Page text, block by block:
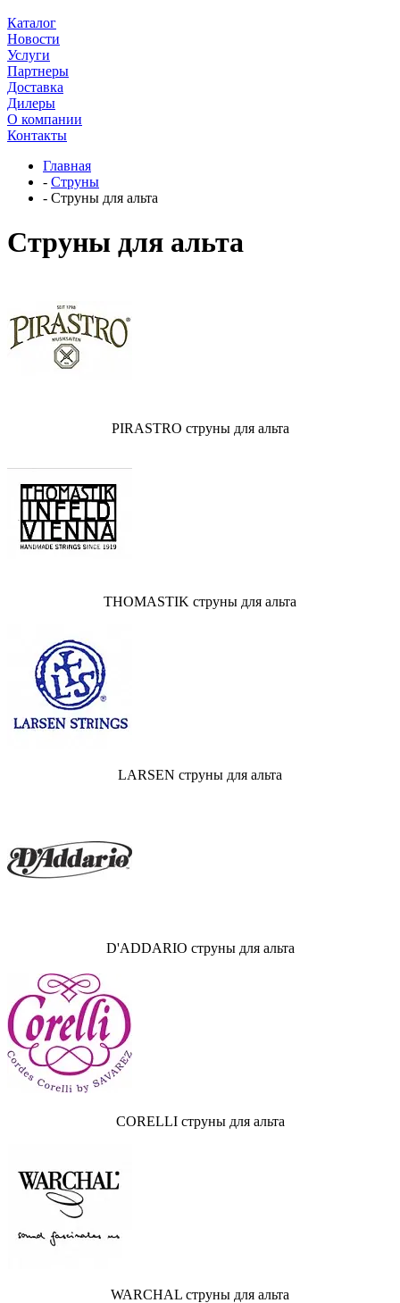
Каталог
Новости
Услуги
Партнеры
Доставка
Дилеры
О компании
Контакты
Главная
- Струны
- Струны для альта
Струны для альта
PIRASTRO струны для альта
THOMASTIK струны для альта
LARSEN струны для альта
D'ADDARIO струны для альта
CORELLI струны для альта
WARCHAL струны для альта